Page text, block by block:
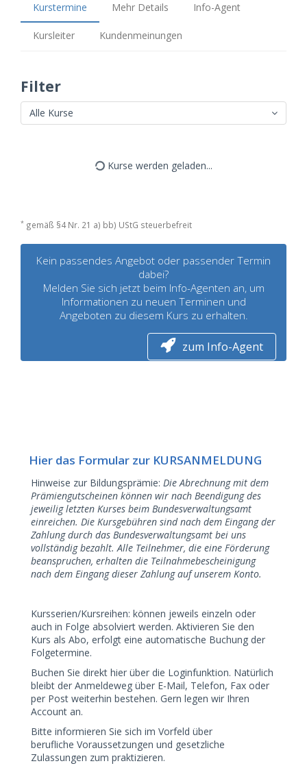
Kurstermine Mehr Details Info-Agent
Kursleiter Kundenmeinungen
Filter
Alle Kurse
Kurse werden geladen...
* gemäß §4 Nr. 21 a) bb) UStG steuerbefreit
Kein passendes Angebot oder passender Termin
dabei?
Melden Sie sich jetzt beim Info-Agenten an, um
Informationen zu neuen Terminen und
Angeboten zu diesem Kurs zu erhalten.
zum Info-Agent
Hier das Formular zur KURSANMELDUNG
Hinweise zur Bildungsprämie: Die Abrechnung mit dem
Prämiengutscheinen können wir nach Beendigung des
jeweilig letzten Kurses beim Bundesverwaltungsamt
einreichen. Die Kursgebühren sind nach dem Eingang der
Zahlung durch das Bundesverwaltungsamt bei uns
vollständig bezahlt. Alle Teilnehmer, die eine Förderung
beanspruchen, erhalten die Teilnahmebescheinigung
nach dem Eingang dieser Zahlung auf unserem Konto.
Kursserien/Kursreihen: können jeweils einzeln oder
auch in Folge absolviert werden. Aktivieren Sie den
Kurs als Abo, erfolgt eine automatische Buchung der
Folgetermine.
Buchen Sie direkt hier über die Loginfunktion. Natürlich
bleibt der Anmeldeweg über E-Mail, Telefon, Fax oder
per Post weiterhin bestehen. Gern legen wir Ihren
Account an.
Bitte informieren Sie sich im Vorfeld über
berufliche Voraussetzungen und gesetzliche
Zulassungen zum praktizieren.